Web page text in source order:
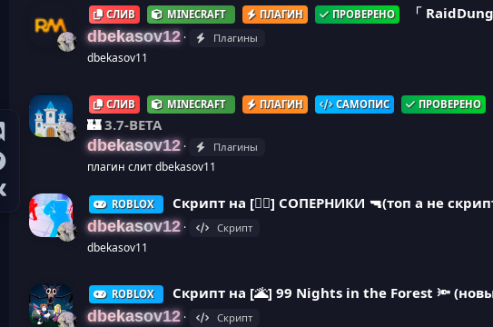
СЛИВ MINECRAFT ПЛАГИН ПРОВЕРЕНО 「
dbekasov12
Плагины
dbekasov11
СЛИВ MINECRAFT ПЛАГИН САМОПИС ПРОВЕРЕНО
🏰 3.7-BETA
dbekasov12
Плагины
плагин слит dbekasov11
ROBLOX Cкрипт на [⛹🏿] СОПЕРНИКИ 🔫(топ а не
dbekasov12
Скрипт
dbekasov11
ROBLOX Cкрипт на [🌋] 99 Nights in the Forest 🔦
dbekasov12
Скрипт